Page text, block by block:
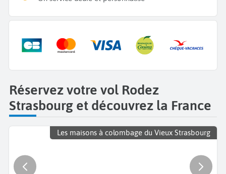
Réservez votre vol Rodez
Strasbourg et découvrez la France
Les maisons à colombage du Vieux Strasbourg